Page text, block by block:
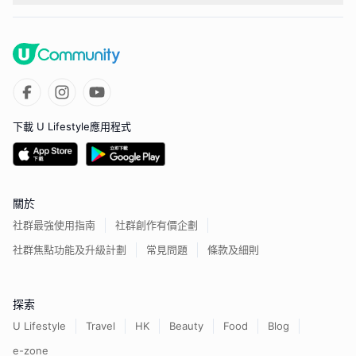
下載 U Lifestyle應用程式
關於
社群最強使用指南
社群創作有價企劃
社群焦點功能及升級計劃
常見問題 條款及細則
探索
U Lifestyle Travel HK Beauty Food
Blog
e-zone